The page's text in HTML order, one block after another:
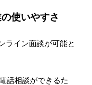
使いやすさ
ライン面談が可能と
話相談ができるた